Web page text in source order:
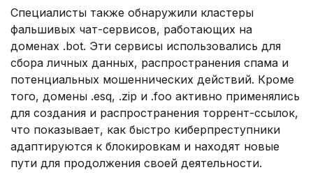
Специалисты также обнаружили кластеры
фальшивых чат-сервисов, работающих на
доменах .bot. Эти сервисы использовались для
сбора личных данных, распространения спама и
потенциальных мошеннических действий. Кроме
того, домены .esq, .zip и .foo активно применялись
для создания и распространения торрент-ссылок,
что показывает, как быстро киберпреступники
адаптируются к блокировкам и находят новые
пути для продолжения своей деятельности.